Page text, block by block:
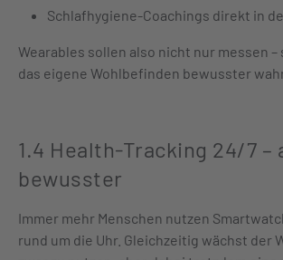
Schlafhygiene-Coachings direkt in
Wearables sollen also nicht nur messen –
das eigene Wohlbefinden bewusster
1.4 Health-Tracking 24/7 –
bewusster
Immer mehr Menschen nutzen
rund um die Uhr. Gleichzeitig wächst der